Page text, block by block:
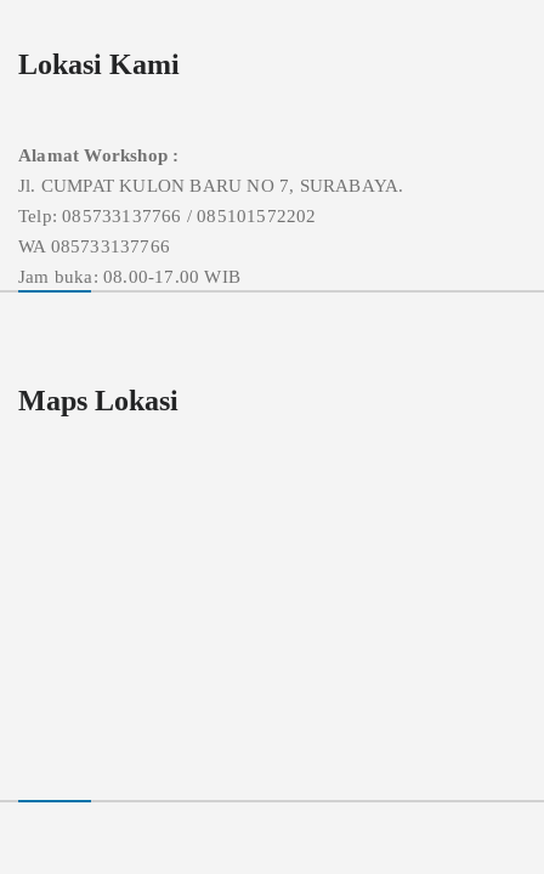
Lokasi Kami
Alamat Workshop :
Jl. CUMPAT KULON BARU NO 7, SURABAYA.
Telp: 085733137766 / 085101572202
WA 085733137766
Jam buka: 08.00-17.00 WIB
Maps Lokasi